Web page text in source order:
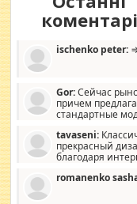
коментарі
ischenko peter:
Gor:Сейчас
причем
стандартные
стандартные формы, в
со вкусом все в
мебель, а это не
tavaseni:
прекрасный
благодаря
romanenko